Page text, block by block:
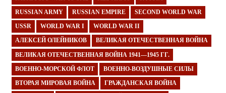
RUSSIAN ARMY RUSSIAN EMPIRE SECOND WORLD WAR
USSR WORLD WAR I WORLD WAR II
АЛЕКСЕЙ ОЛЕЙНИКОВ ВЕЛИКАЯ ОТЕЧЕСТВЕННАЯ ВОЙНА
ВЕЛИКАЯ ОТЕЧЕСТВЕННАЯ ВОЙНА 1941—1945 ГГ.
ВОЕННО-МОРСКОЙ ФЛОТ ВОЕННО-ВОЗДУШНЫЕ СИЛЫ
ВТОРАЯ МИРОВАЯ ВОЙНА ГРАЖДАНСКАЯ ВОЙНА